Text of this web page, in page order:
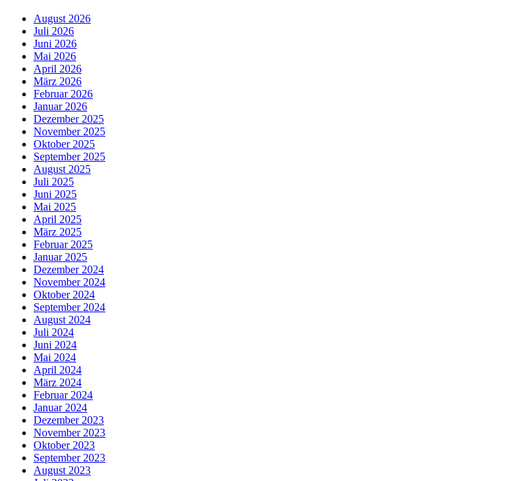
August 2026
Juli 2026
Juni 2026
Mai 2026
April 2026
März 2026
Februar 2026
Januar 2026
Dezember 2025
November 2025
Oktober 2025
September 2025
August 2025
Juli 2025
Juni 2025
Mai 2025
April 2025
März 2025
Februar 2025
Januar 2025
Dezember 2024
November 2024
Oktober 2024
September 2024
August 2024
Juli 2024
Juni 2024
Mai 2024
April 2024
März 2024
Februar 2024
Januar 2024
Dezember 2023
November 2023
Oktober 2023
September 2023
August 2023